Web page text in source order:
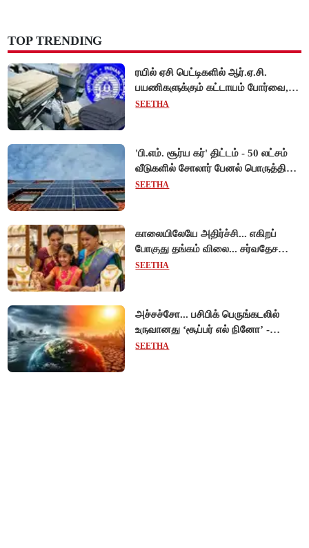
TOP TRENDING
ரயில் ஏசி பெட்டிகளில் ஆர்.ஏ.சி.
பயணிகளுக்கும் கட்டாயம் போர்வை,
கம்பளி வழங்க உத்தரவு!
SEETHA
'பி.எம். சூர்ய கர்' திட்டம் - 50 லட்சம்
வீடுகளில் சோலார் பேனல் பொருத்தி
மத்திய அரசு சாதனை!
SEETHA
காலையிலேயே அதிர்ச்சி... எகிறப்
போகுது தங்கம் விலை... சர்வதேச
சந்தையில் $192 உயர்வு - இந்திய
SEETHA
அச்சச்சோ... பசிபிக் பெருங்கடலில்
உருவானது ‘சூப்பர் எல் நினோ’ -
வானிலை ஆய்வாளர் எச்சரிக்கை!
SEETHA